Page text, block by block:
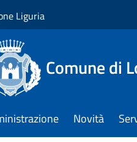
Liguria
Comune di
Novità